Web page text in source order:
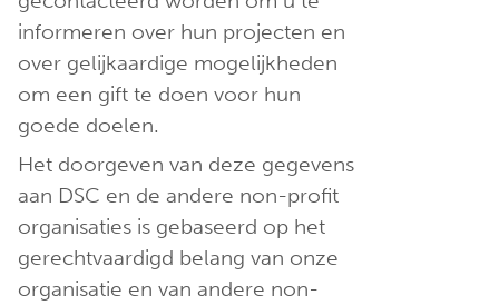
informeren over hun projecten en
over gelijkaardige mogelijkheden
om een gift te doen voor hun
goede doelen.
Het doorgeven van deze gegevens
aan DSC en de andere non-profit
organisaties is gebaseerd op het
gerechtvaardigd belang van onze
organisatie en van andere non-